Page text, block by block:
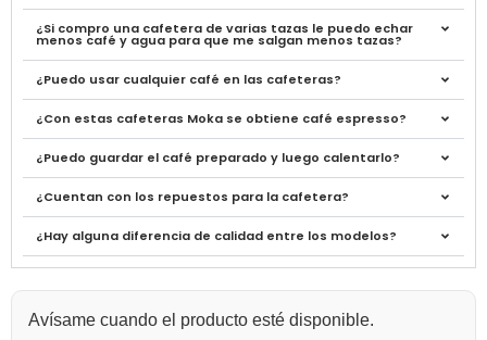
¿Si compro una cafetera de varias tazas le puedo echar
menos café y agua para que me salgan menos tazas?
¿Puedo usar cualquier café en las cafeteras?
¿Con estas cafeteras Moka se obtiene café espresso?
¿Puedo guardar el café preparado y luego calentarlo?
¿Cuentan con los repuestos para la cafetera?
¿Hay alguna diferencia de calidad entre los modelos?
Avísame cuando el producto esté disponible.